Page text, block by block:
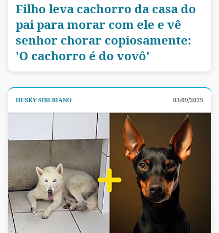
Filho leva cachorro da casa do
pai para morar com ele e vê
senhor chorar copiosamente:
'O cachorro é do vovô'
HUSKY SIBERIANO 03/09/2025